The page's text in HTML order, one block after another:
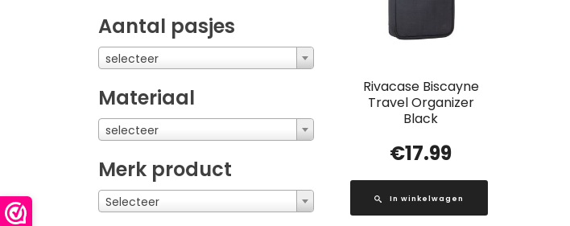
Rivacase Biscayne
Travel Organizer
Black
€17.99
In winkelwagen
Aantal pasjes
selecteer
Materiaal
selecteer
Merk product
Selecteer